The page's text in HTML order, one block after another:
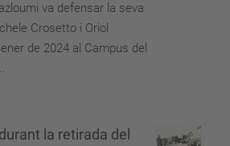
va defensar la seva
Crosetto i Oriol
de 2024 al Campus del
la retirada del